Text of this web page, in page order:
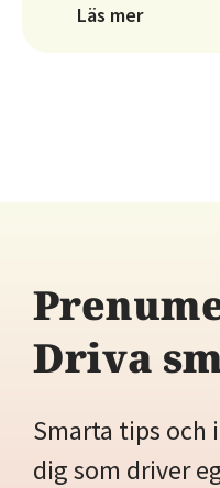
Läs mer
Driva
Smarta tips och
dig som driver